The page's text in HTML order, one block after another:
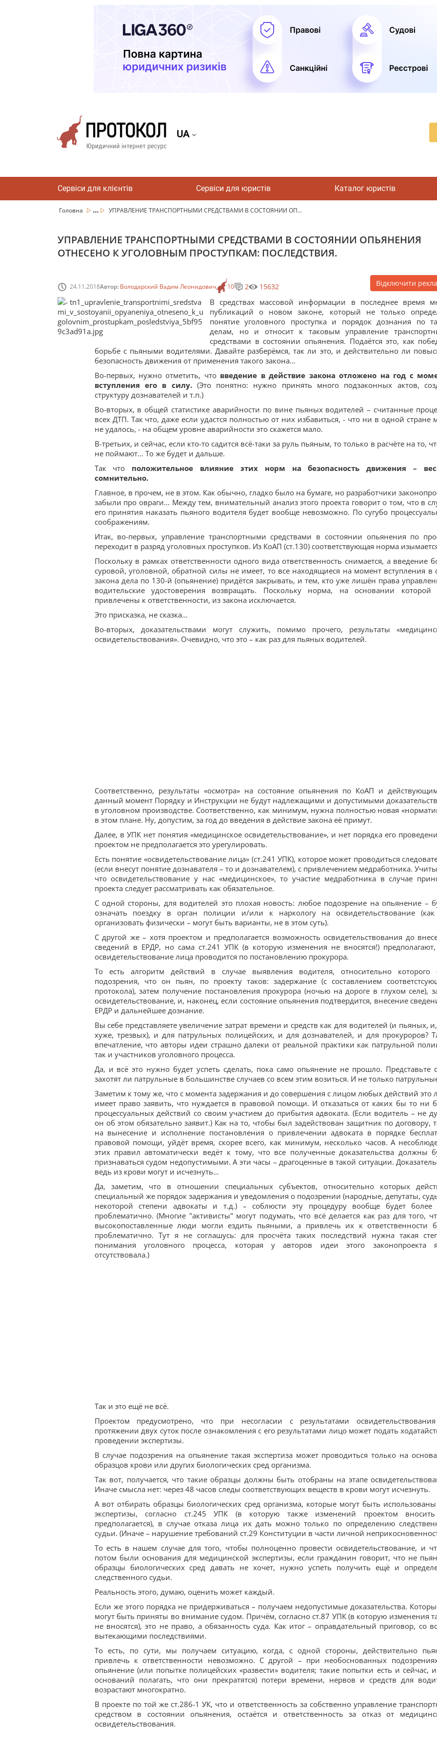
UA
Сервіси для клієнтів Сервіси для юристів Каталог юристів
Головна ... УПРАВЛЕНИЕ ТРАНСПОРТНЫМИ СРЕДСТВАМИ В СОСТОЯНИИ ОП...
УПРАВЛЕНИЕ ТРАНСПОРТНЫМИ СРЕДСТВАМИ В СОСТОЯНИИ ОПЬЯНЕНИЯ
ОТНЕСЕНО К УГОЛОВНЫМ ПРОСТУПКАМ: ПОСЛЕДСТВИЯ.
24.11.2018Автор: Володарский Вадим Леонидович 10 2 15632 Відключити
В средствах массовой информации в последнее время
публикаций о новом законе, который не только
понятие уголовного проступка и порядок дознания по
делам, но и относит к таковым управление
средствами в состоянии опьянения. Подаётся это, как
борьбе с пьяными водителями. Давайте разберёмся, так ли это, и действительно ли
безопасность движения от применения такого закона…
Во-первых, нужно отметить, что введение в действие закона отложено на год с
вступления его в силу.(Это понятно: нужно принять много подзаконных актов,
структуру дознавателей и т.п.)
Во-вторых, в общей статистике аварийности по вине пьяных водителей – считанные
всех ДТП. Так что, даже если удастся полностью от них избавиться, - что ни в одной стране
не удалось, - на общем уровне аварийности это скажется мало.
В-третьих, и сейчас, если кто-то садится всё-таки за руль пьяным, то только в расчёте на то,
не поймают… То же будет и дальше.
Так что положительное влияние этих норм на безопасность движения –
сомнительно.
Главное, в прочем, не в этом. Как обычно, гладко было на бумаге, но разработчики
забыли про овраги… Между тем, внимательный анализ этого проекта говорит о том, что в
его принятия наказать пьяного водителя будет вообще невозможно. По сугубо
соображениям.
Итак, во-первых, управление транспортными средствами в состоянии опьянения по
переходит в разряд уголовных проступков. Из КоАП (ст.130) соответствующая норма
Поскольку в рамках ответственности одного вида ответственность снимается, а введение
суровой, уголовной, обратной силы не имеет, то все находящиеся на момент вступления в
закона дела по 130-й (опьянение) придётся закрывать, и тем, кто уже лишён права
водительские удостоверения возвращать. Поскольку норма, на основании которой
привлечены к ответственности, из закона исключается.
Это присказка, не сказка…
Во-вторых, доказательствами могут служить, помимо прочего, результаты
освидетельствования». Очевидно, что это – как раз для пьяных водителей.
Соответственно, результаты «осмотра» на состояние опьянения по КоАП и
данный момент Порядку и Инструкции не будут надлежащими и допустимыми
в уголовном производстве. Соответственно, как минимум, нужна полностью новая
в этом плане. Ну, допустим, за год до введения в действие закона её примут.
Далее, в УПК нет понятия «медицинское освидетельствование», и нет порядка его
проектом не предполагается это урегулировать.
Есть понятие «освидетельствование лица» (ст.241 УПК), которое может проводиться
(если внесут понятие дознавателя – то и дознавателем), с привлечением медработника.
что освидетельствование у нас «медицинское», то участие медработника в случае
проекта следует рассматривать как обязательное.
С одной стороны, для водителей это плохая новость: любое подозрение на опьянение –
означать поездку в орган полиции и/или к наркологу на освидетельствование (как
организовать физически – могут быть варианты, не в этом суть).
С другой же – хотя проектом и предполагается возможность освидетельствования до
сведений в ЕРДР, но сама ст.241 УПК (в которую изменения не вносятся!)
освидетельствование лица проводится по постановлению прокурора.
То есть алгоритм действий в случае выявления водителя, относительно которого
подозрения, что он пьян, по проекту таков: задержание (с составлением
протокола), затем получение постановления прокурора (ночью на дороге в глухом селе),
освидетельствование, и, наконец, если состояние опьянения подтвердится, внесение
ЕРДР и дальнейшее дознание.
Вы себе представляете увеличение затрат времени и средств как для водителей (и пьяных,
хуже, трезвых), и для патрульных полицейских, и для дознавателей, и для прокуроров?
впечатление, что авторы идеи страшно далеки от реальной практики как патрульной
так и участников уголовного процесса.
Да, и всё это нужно будет успеть сделать, пока само опьянение не прошло. Представьте
захотят ли патрульные в большинстве случаев со всем этим возиться. И не только
Заметим к тому же, что с момента задержания и до совершения с лицом любых действий это
имеет право заявить, что нуждается в правовой помощи. И отказаться от каких бы то ни
процессуальных действий со своим участием до прибытия адвоката. (Если водитель – не
он об этом обязательно заявит.) Как на то, чтобы был задействован защитник по договору,
на вынесение и исполнение постановления о привлечении адвоката в порядке
правовой помощи, уйдёт время, скорее всего, как минимум, несколько часов. А
этих правил автоматически ведёт к тому, что все полученные доказательства должны
признаваться судом недопустимыми. А эти часы – драгоценные в такой ситуации.
ведь из крови могут и исчезнуть…
Да, заметим, что в отношении специальных субъектов, относительно которых
специальный же порядок задержания и уведомления о подозрении (народные, депутаты,
некоторой степени адвокаты и т.д.) – соблюсти эту процедуру вообще будет более
проблематично. (Многие "активисты" могут подумать, что всё делается как раз для того,
высокопоставленные люди могли ездить пьяными, а привлечь их к ответственности
проблематично. Тут я не соглашусь: для просчёта таких последствий нужна такая
понимания уголовного процесса, которая у авторов идеи этого законопроекта
отсутствовала.)
Так и это ещё не всё.
Проектом предусмотрено, что при несогласии с результатами
протяжении двух суток после ознакомления с его результатами лицо может подать
проведении экспертизы.
В случае подозрения на опьянение такая экспертиза может проводиться только на
образцов крови или других биологических сред организма.
Так вот, получается, что такие образцы должны быть отобраны на этапе
Иначе смысла нет: через 48 часов следы соответствующих веществ в крови могут исчезнуть.
А вот отбирать образцы биологических сред организма, которые могут быть
экспертизы, согласно ст.245 УПК (в которую также изменений проектом
предполагается), в случае отказа лица их дать можно только по определению
судьи. (Иначе – нарушение требований ст.29 Конституции в части личной
То есть в нашем случае для того, чтобы полноценно провести освидетельствование, и
потом были основания для медицинской экспертизы, если гражданин говорит, что не
образцы биологических сред давать не хочет, нужно успеть получить ещё и
следственного судьи.
Реальность этого, думаю, оценить может каждый.
Если же этого порядка не придерживаться – получаем недопустимые доказательства.
могут быть приняты во внимание судом. Причём, согласно ст.87 УПК (в которую изменения
не вносятся), это не право, а обязанность суда. Как итог – оправдательный приговор, со
вытекающими последствиями.
То есть, по сути, мы получаем ситуацию, когда, с одной стороны, действительно
привлечь к ответственности невозможно. С другой – при необоснованных
опьянение (или попытке полицейских «развести» водителя; такие попытки есть и сейчас,
оснований полагать, что они прекратятся) потери времени, нервов и средств для
возрастают многократно.
В проекте по той же ст.286-1 УК, что и ответственность за собственно управление
средством в состоянии опьянения, остаётся и ответственность за отказ от
освидетельствования.